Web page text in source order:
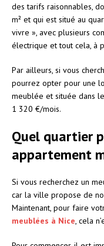
des tarifs raisonnables,
m² et qui est situé au
vivre », avec plusieurs
électrique et tout cela, à
Par ailleurs, si vous
pourrez opter pour une
meublée et située dans
1 320 €/mois.
Quel quartier
appartement
Si vous recherchez un
car la ville propose de
Maintenant, pour faire
meublées à Nice , cela